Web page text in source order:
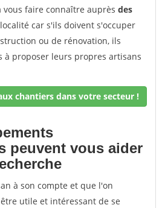
vous faire connaître auprès des
car s'ils doivent s'occuper
ou de rénovation, ils
à proposer leurs propres artisans
chantiers dans votre secteur !
peuvent vous aider
à son compte et que l'on
utile et intéressant de se